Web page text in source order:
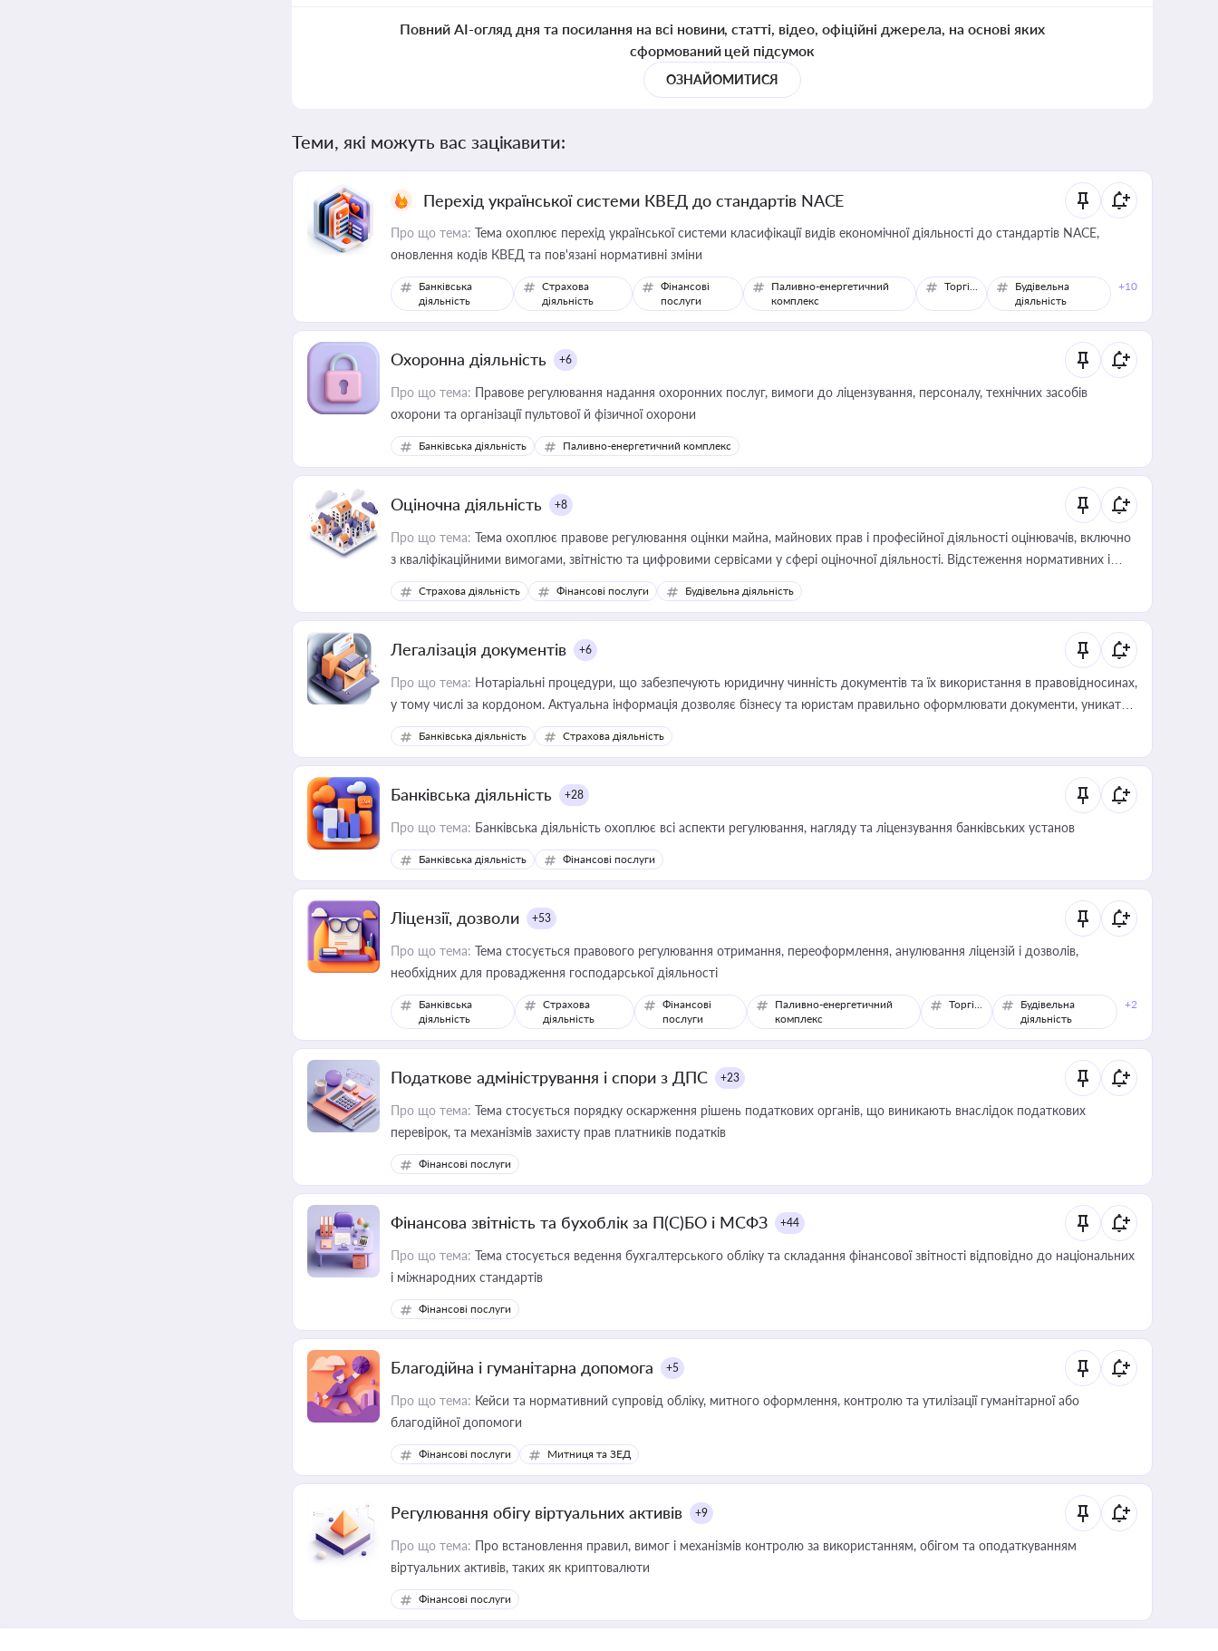
Повний AI-огляд дня та посилання на всі новини, статті, відео, офіційні джерела, на основі яких
сформований цей підсумок
ОЗНАЙОМИТИСЯ
Теми, які можуть вас зацікавити:
Перехід української системи КВЕД до стандартів NACE
Про що тема: Тема охоплює перехід української системи класифікації видів економічної діяльності до стандартів NACE,
оновлення кодів КВЕД та пов'язані нормативні зміни
Банківська
діяльність
Страхова
діяльність
Фінансові
послуги
Паливно-енергетичний
комплекс
Торгівля
Будівельна
діяльність
+10
Охоронна діяльність +6
Про що тема: Правове регулювання надання охоронних послуг, вимоги до ліцензування, персоналу, технічних засобів
охорони та організації пультової й фізичної охорони
Банківська діяльність Паливно-енергетичний комплекс
Оціночна діяльність +8
Про що тема: Тема охоплює правове регулювання оцінки майна, майнових прав і професійної діяльності оцінювачів, включно
з кваліфікаційними вимогами, звітністю та цифровими сервісами у сфері оціночної діяльності. Відстеження нормативних і
медійних змін у цій сфері корисне для власника бізнесу, керівника, юриста або бухгалтера під час оподаткування,
приватизації, оренди державного майна, корпоративних угод і перевірки статусу суб'єктів оціночної діяльності
Страхова діяльність Фінансові послуги Будівельна діяльність
Легалізація документів +6
Про що тема: Нотаріальні процедури, що забезпечують юридичну чинність документів та їх використання в правовідносинах,
у тому числі за кордоном. Актуальна інформація дозволяє бізнесу та юристам правильно оформлювати документи, уникати
ризиків недійсності та забезпечувати їх належне прийняття органами влади та контрагентами
Банківська діяльність Страхова діяльність
Банківська діяльність +28
Про що тема: Банківська діяльність охоплює всі аспекти регулювання, нагляду та ліцензування банківських установ
Банківська діяльність Фінансові послуги
Ліцензії, дозволи +53
Про що тема: Тема стосується правового регулювання отримання, переоформлення, анулювання ліцензій і дозволів,
необхідних для провадження господарської діяльності
Банківська
діяльність
Страхова
діяльність
Фінансові
послуги
Паливно-енергетичний
комплекс
Торгівля
Будівельна
діяльність
+2
Податкове адміністрування і спори з ДПС +23
Про що тема: Тема стосується порядку оскарження рішень податкових органів, що виникають внаслідок податкових
перевірок, та механізмів захисту прав платників податків
Фінансові послуги
Фінансова звітність та бухоблік за П(С)БО і МСФЗ +44
Про що тема: Тема стосується ведення бухгалтерського обліку та складання фінансової звітності відповідно до національних
і міжнародних стандартів
Фінансові послуги
Благодійна і гуманітарна допомога +5
Про що тема: Кейси та нормативний супровід обліку, митного оформлення, контролю та утилізації гуманітарної або
благодійної допомоги
Фінансові послуги Митниця та ЗЕД
Регулювання обігу віртуальних активів +9
Про що тема: Про встановлення правил, вимог і механізмів контролю за використанням, обігом та оподаткуванням
віртуальних активів, таких як криптовалюти
Фінансові послуги